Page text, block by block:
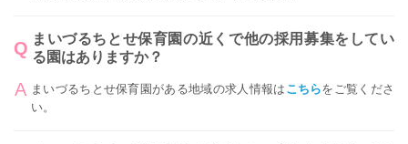
まいづるちとせ保育園の近くで他の採用募集をしてい
る園はありますか？
まいづるちとせ保育園がある地域の求人情報は こちらをご覧くださ
い。